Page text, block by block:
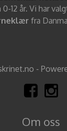
12 år. Vi har
fra
-
Om oss